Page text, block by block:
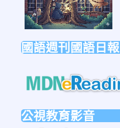
國語週刊國語日報
公視教育影音